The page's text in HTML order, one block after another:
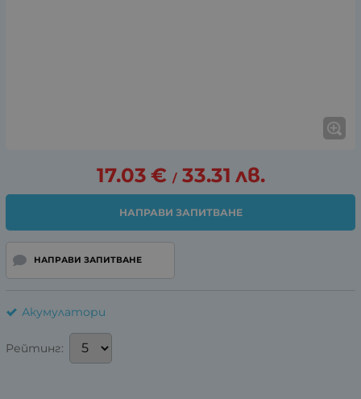
17.03 € / 33.31 лв.
НАПРАВИ ЗАПИТВАНЕ
НАПРАВИ ЗАПИТВАНЕ
Акумулатори
Рейтинг: